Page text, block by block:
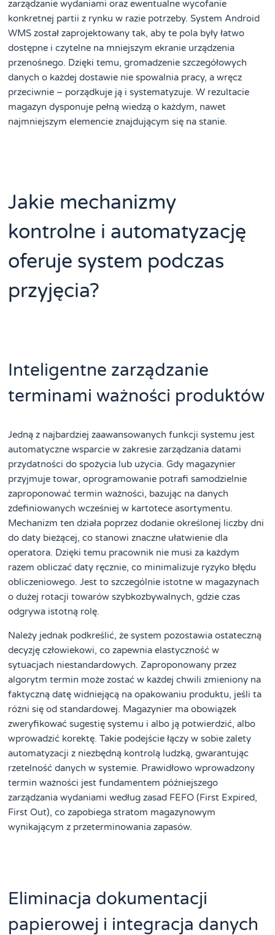
zarządzanie wydaniami oraz ewentualne wycofanie
konkretnej partii z rynku w razie potrzeby. System Android
WMS został zaprojektowany tak, aby te pola były łatwo
dostępne i czytelne na mniejszym ekranie urządzenia
przenośnego. Dzięki temu, gromadzenie szczegółowych
danych o każdej dostawie nie spowalnia pracy, a wręcz
przeciwnie – porządkuje ją i systematyzuje. W rezultacie
magazyn dysponuje pełną wiedzą o każdym, nawet
najmniejszym elemencie znajdującym się na stanie.
Jakie mechanizmy
kontrolne i automatyzację
oferuje system podczas
przyjęcia?
Inteligentne zarządzanie
terminami ważności produktów
Jedną z najbardziej zaawansowanych funkcji systemu jest
automatyczne wsparcie w zakresie zarządzania datami
przydatności do spożycia lub użycia. Gdy magazynier
przyjmuje towar, oprogramowanie potrafi samodzielnie
zaproponować termin ważności, bazując na danych
zdefiniowanych wcześniej w kartotece asortymentu.
Mechanizm ten działa poprzez dodanie określonej liczby dni
do daty bieżącej, co stanowi znaczne ułatwienie dla
operatora. Dzięki temu pracownik nie musi za każdym
razem obliczać daty ręcznie, co minimalizuje ryzyko błędu
obliczeniowego. Jest to szczególnie istotne w magazynach
o dużej rotacji towarów szybkozbywalnych, gdzie czas
odgrywa istotną rolę.
Należy jednak podkreślić, że system pozostawia ostateczną
decyzję człowiekowi, co zapewnia elastyczność w
sytuacjach niestandardowych. Zaproponowany przez
algorytm termin może zostać w każdej chwili zmieniony na
faktyczną datę widniejącą na opakowaniu produktu, jeśli ta
różni się od standardowej. Magazynier ma obowiązek
zweryfikować sugestię systemu i albo ją potwierdzić, albo
wprowadzić korektę. Takie podejście łączy w sobie zalety
automatyzacji z niezbędną kontrolą ludzką, gwarantując
rzetelność danych w systemie. Prawidłowo wprowadzony
termin ważności jest fundamentem późniejszego
zarządzania wydaniami według zasad FEFO (First Expired,
First Out), co zapobiega stratom magazynowym
wynikającym z przeterminowania zapasów.
Eliminacja dokumentacji
papierowej i integracja danych